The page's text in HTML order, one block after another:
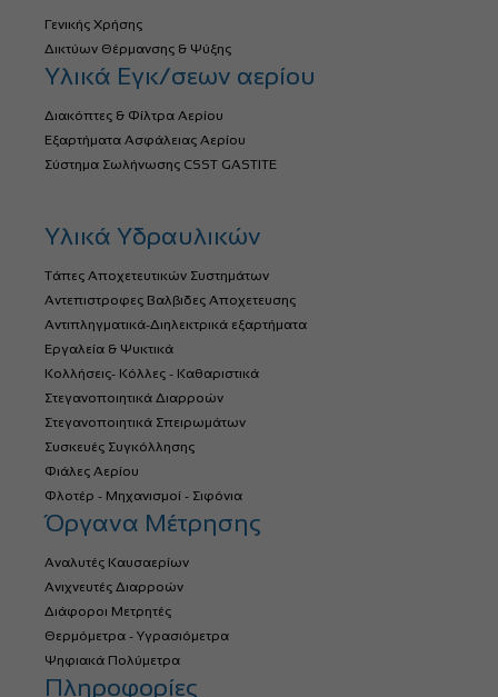
Γενικής Χρήσης
Δικτύων Θέρμανσης & Ψύξης
Υλικά Εγκ/σεων αερίου
Διακόπτες & Φίλτρα Αερίου
Εξαρτήματα Ασφάλειας Αερίου
Σύστημα Σωλήνωσης CSST GASTITE
Υλικά Υδραυλικών
Τάπες Αποχετευτικών Συστημάτων
Αντεπιστροφες Βαλβιδες Αποχετευσης
Αντιπληγματικά-Διηλεκτρικά εξαρτήματα
Εργαλεία & Ψυκτικά
Κολλήσεις- Κόλλες - Καθαριστικά
Στεγανοποιητικά Διαρροών
Στεγανοποιητικά Σπειρωμάτων
Συσκευές Συγκόλλησης
Φιάλες Αερίου
Φλοτέρ - Μηχανισμοί - Σιφόνια
Όργανα Μέτρησης
Αναλυτές Καυσαερίων
Ανιχνευτές Διαρροών
Διάφοροι Μετρητές
Θερμόμετρα - Υγρασιόμετρα
Ψηφιακά Πολύμετρα
Πληροφορίες